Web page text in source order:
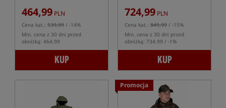
464,99 PLN
Cena kat.: 539,99 / -14%
Min. cena z 30 dni przed
obniżką: 464.99
KUP
724,99 PLN
Cena kat.: 849,99 / -15%
Min. cena z 30 dni przed
obniżką: 734.99 / -1%
KUP
Promocja